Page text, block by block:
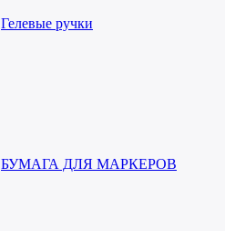
Гелевые ручки
БУМАГА ДЛЯ МАРКЕРОВ